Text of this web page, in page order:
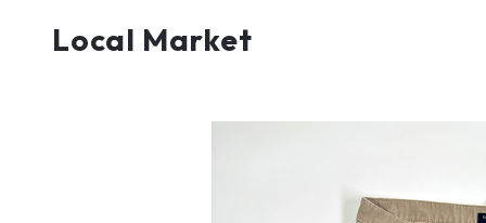
Local Market